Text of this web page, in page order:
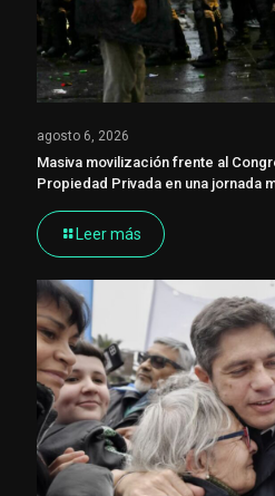
agosto 6, 2026
Masiva movilización frente al
Propiedad Privada en una jornada
Leer más